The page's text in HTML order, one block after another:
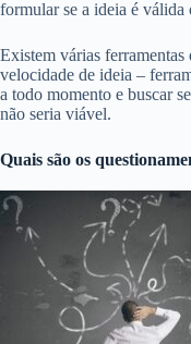
formular se a ideia é válida
Existem várias ferramentas
velocidade de ideia –
a todo momento e buscar
não seria viável.
Quais são os